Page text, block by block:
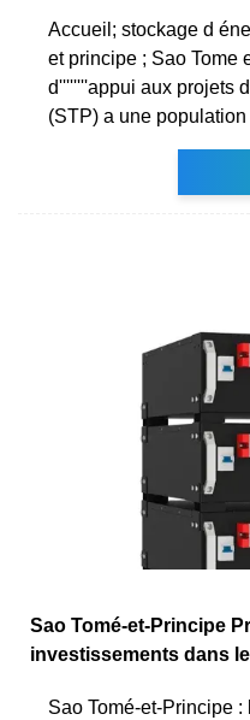
Accueil; stockage d
et principe ; Sao Tome
d''''''''appui aux projets
(STP) a une
Sao Tomé-et-Principe
investissements dans
Sao Tomé-et-Principe